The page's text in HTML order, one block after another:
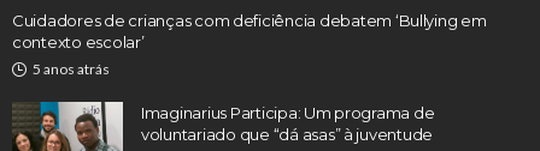
Cuidadores de crianças com deficiência debatem ‘Bullying em
contexto escolar’
5 anos atrás
Imaginarius Participa: Um programa de
voluntariado que “dá asas” à juventude